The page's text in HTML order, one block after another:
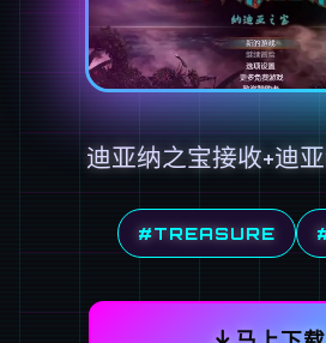
迪亚纳之宝接收+迪
#TREASURE